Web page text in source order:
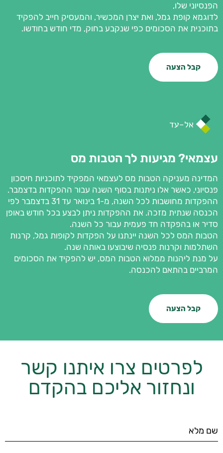
הפנסיוני שלו,
לדוגמא קופת גמל, ואת יצרן המכשיר, והמעסיק חייב להפקיד
בתוכנית את הסכומים כפי שנקבע בחוק, מדי חודש בחודשו.
קבל הצעה
עצמאי? מגיעות לך הטבות מס
המדינה מעניקה הטבות מס לעצמאי המפקיד לתוכניות חיסכון
פנסיוני, כאשר אלו ניתנות בסוף השנה עבור ההפקדות בדצמבר.
ההפקדות מחושבות לכל השנה, מ-1 בינואר עד 31 בדצמבר לפי
הכנסה שנתית מזכה. את ההפקדות ניתן לבצע בכל חודש באופן
סדיר או בהפקדה חד פעמית עבור כל השנה.
הטבות המס לכל השנה יינתנו על הפקדות לקופות גמל, קרנות
השתלמות וקרנות פנסיה שיבוצעו באותה שנה.
על מנת ליהנות ממלוא הטבות המס, יש להפקיד את הסכומים
המרביים בהתאם להכנסה.
קבל הצעה
לפרטים צרו איתנו קשר
ונחזור אליכם בהקדם